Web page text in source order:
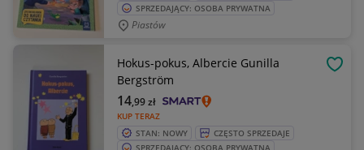
SPRZEDAJĄCY: OSOBA PRYWATNA
Piastów
Hokus-pokus, Albercie Gunilla
Bergström
KUP TERAZ
14,99zł
STAN: NOWY
CZĘSTO SPRZEDAJE
SPRZEDAJĄCY: OSOBA PRYWATNA